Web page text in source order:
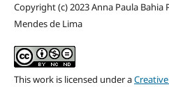
Copyright (c) 2023 Anna Paula Bahia
Mendes de Lima
This work is licensed under a